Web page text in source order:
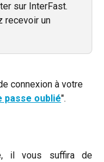
sur InterFast.
recevoir un
connexion à votre
passe oublié".
il vous suffira de